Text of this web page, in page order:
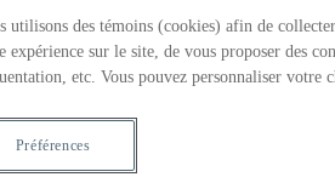
utilisons des témoins (cookies) afin de
expérience sur le site, de vous proposer des
etc. Vous pouvez personnaliser votre
Préférences